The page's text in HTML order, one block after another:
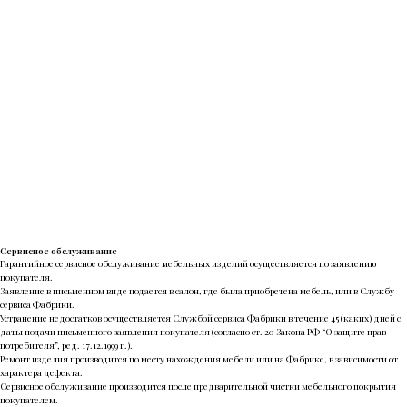
Сервисное обслуживание
Гарантийное сервисное обслуживание мебельных изделий осуществляется по заявлению
покупателя.
Заявление в письменном виде подается в салон, где была приобретена мебель, или в Службу
сервиса Фабрики.
Устранение недостатков осуществляется Службой сервиса Фабрики в течение 45 (каких) дней с
даты подачи письменного заявления покупателя (согласно ст. 20 Закона РФ “О защите прав
потребителя”, ред. 17.12.1999 г.).
Ремонт изделия производится по месту нахождения мебели или на Фабрике, в зависимости от
характера дефекта.
Сервисное обслуживание производится после предварительной чистки мебельного покрытия
покупателем.